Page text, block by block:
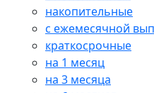
накопительные
с ежемесячной
краткосрочные
на 1 месяц
на 3 месяца